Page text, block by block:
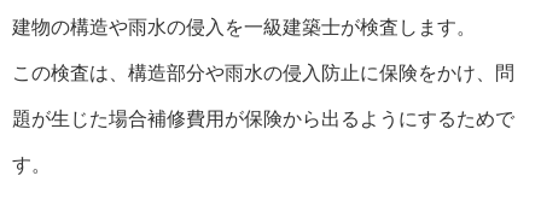
建物の構造や雨水の侵入を一級建築士が検査します。
この検査は、構造部分や雨水の侵入防止に保険をかけ、問
題が生じた場合補修費用が保険から出るようにするためで
す。